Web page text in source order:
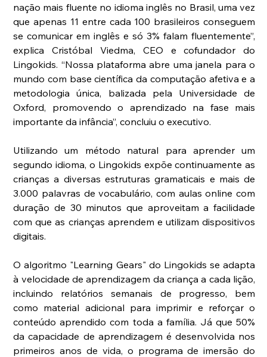
nação mais fluente no idioma inglês no Brasil, uma vez
que apenas 11 entre cada 100 brasileiros conseguem
se comunicar em inglês e só 3% falam fluentemente”,
explica Cristóbal Viedma, CEO e cofundador do
Lingokids. “Nossa plataforma abre uma janela para o
mundo com base científica da computação afetiva e a
metodologia única, balizada pela Universidade de
Oxford, promovendo o aprendizado na fase mais
importante da infância”, concluiu o executivo.
Utilizando um método natural para aprender um
segundo idioma, o Lingokids expõe continuamente as
crianças a diversas estruturas gramaticais e mais de
3.000 palavras de vocabulário, com aulas online com
duração de 30 minutos que aproveitam a facilidade
com que as crianças aprendem e utilizam dispositivos
digitais.
O algoritmo "Learning Gears" do Lingokids se adapta
à velocidade de aprendizagem da criança a cada lição,
incluindo relatórios semanais de progresso, bem
como material adicional para imprimir e reforçar o
conteúdo aprendido com toda a família. Já que 50%
da capacidade de aprendizagem é desenvolvida nos
primeiros anos de vida, o programa de imersão do